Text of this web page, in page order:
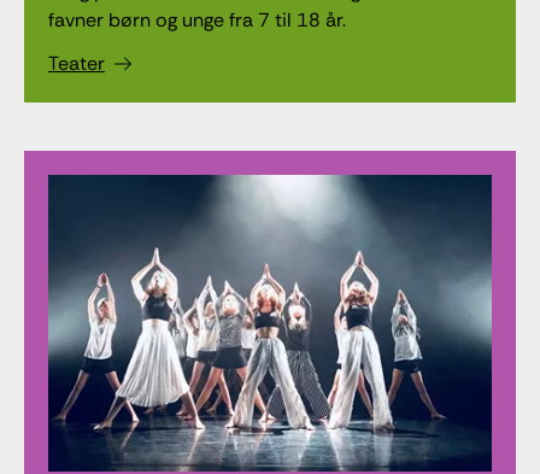
favner børn og unge fra 7 til 18 år.
Teater